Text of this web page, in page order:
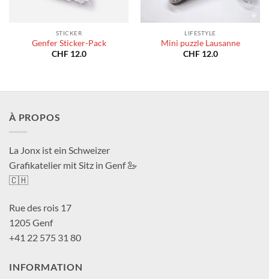
STICKER
Genfer Sticker-Pack
CHF12.0
LIFESTYLE
Mini puzzle Lausanne
CHF12.0
À PROPOS
La Jonx ist ein Schweizer
Grafikatelier mit Sitz in Genf 🦢
🇨🇭
Rue des rois 17
1205 Genf
+41 22 575 31 80
INFORMATION